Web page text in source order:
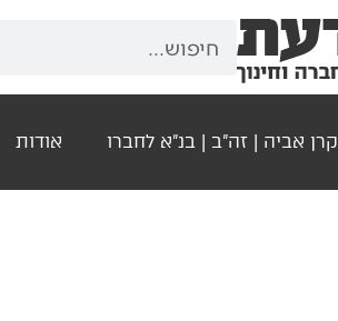
קרן אביה | זה"ב | בנ"א לחברו אודות